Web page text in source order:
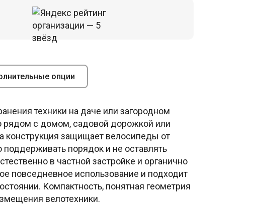
опции
техники на даче или загородном
рядом с домом, садовой дорожкой или
конструкция защищает велосипеды от
порядок и не оставлять
в частной застройке и органично
повседневное использование и подходит
Компактность, понятная геометрия
велотехники.